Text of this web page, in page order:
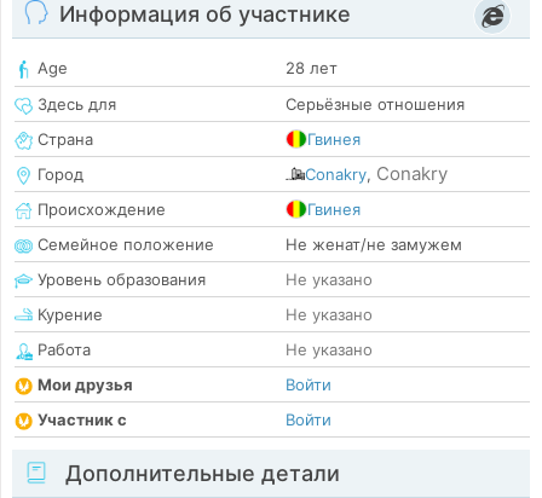
Информация об участнике
Age
28 лет
Здесь для
Серьёзные отношения
Страна
Гвинея
Город
Conakry, Conakry
Происхождение
Гвинея
Семейное положение
Не женат/не замужем
Уровень образования
Не указано
Курение
Не указано
Работа
Не указано
Мои друзья
Войти
Участник с
Войти
Дополнительные детали